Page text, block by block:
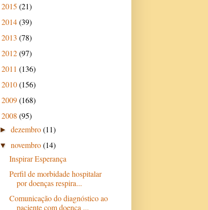
2015 (21)
2014(39)
2013 (78)
2012(97)
2011 (136)
2010(156)
2009(168)
2008 (95)
►dezembro(11)
▼novembro(14)
Inspirar Esperança
Perfil de morbidade hospitalar
por doenças respira...
Comunicação do diagnóstico ao
paciente com doença ...